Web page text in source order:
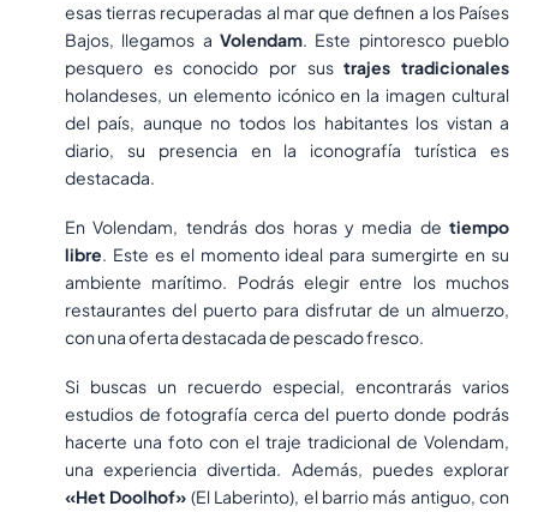
esas tierras recuperadas al mar que definen a los Países
Bajos, llegamos a Volendam. Este pintoresco pueblo
pesquero es conocido por sustrajes tradicionales
holandeses, un elemento icónico en la imagen cultural
del país, aunque no todos los habitantes los vistan a
diario, su presencia en la iconografía turística es
destacada.
En Volendam, tendrás dos horas y media de tiempo
libre. Este es el momento ideal para sumergirte en su
ambiente marítimo. Podrás elegir entre los muchos
restaurantes del puerto para disfrutar de un almuerzo,
con una oferta destacada de pescado fresco.
Si buscas un recuerdo especial, encontrarás varios
estudios de fotografía cerca del puerto donde podrás
hacerte una foto con el traje tradicional de Volendam,
una experiencia divertida. Además, puedes explorar
«Het Doolhof» (El Laberinto), el barrio más antiguo, con